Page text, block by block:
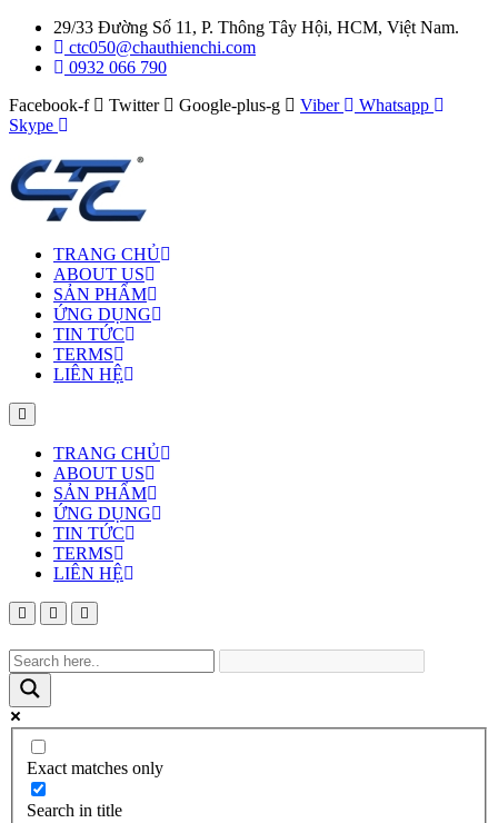
29/33 Đường Số 11, P. Thông Tây Hội, HCM, Việt Nam.
ctc050@chauthienchi.com
0932 066 790
Facebook-f
Twitter Google-plus-g Viber
Whatsapp
Skype
TRANG CHỦ
ABOUT US
SẢN PHẨM
ỨNG DỤNG
TIN TỨC
TERMS
LIÊN HỆ
TRANG CHỦ
ABOUT US
SẢN PHẨM
ỨNG DỤNG
TIN TỨC
TERMS
LIÊN HỆ
Exact matches only
Search in title